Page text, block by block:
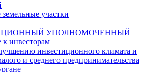
участки
УПОЛНОМОЧЕННЫЙ
инвесторам
инвестиционного климата и
и среднего предпринимательства